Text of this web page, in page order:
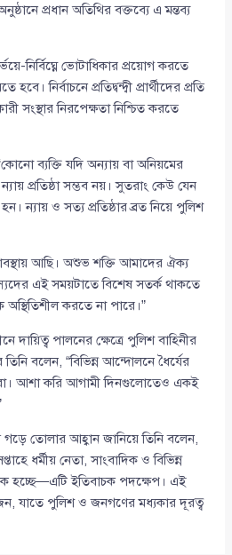
প্রধান অতিথির বক্তব্যে এ মন্তব্য
নির্বিঘ্নে ভোটাধিকার প্রয়োগ করতে
নির্বাচনে প্রতিদ্বন্দ্বী প্রার্থীদের প্রতি
সংস্থার নিরপেক্ষতা নিশ্চিত করতে
ব্যক্তি যদি অন্যায় বা অনিয়মের
ন্যায় প্রতিষ্ঠা সম্ভব নয়। সুতরাং কেউ যেন
ন্যায় ও সত্য প্রতিষ্ঠার ব্রত নিয়ে পুলিশ
আছি। অশুভ শক্তি আমাদের ঐক্য
এই সময়টাতে বিশেষ সতর্ক থাকতে
করতে না পারে।”
দায়িত্ব পালনের ক্ষেত্রে পুলিশ বাহিনীর
বলেন, “বিভিন্ন আন্দোলনে ধৈর্যের
আশা করি আগামী দিনগুলোতেও একই
গড়ে তোলার আহ্বান জানিয়ে তিনি বলেন,
ধর্মীয় নেতা, সাংবাদিক ও বিভিন্ন
হচ্ছে—এটি ইতিবাচক পদক্ষেপ। এই
যাতে পুলিশ ও জনগণের মধ্যকার দূরত্ব